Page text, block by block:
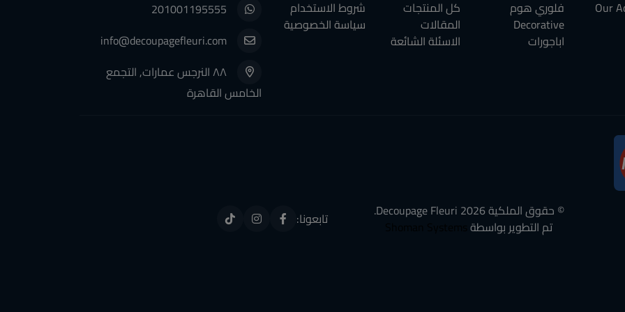
Our
فلوري هوم
Decorative
اباجورات
كل المنتجات
المقالات
الاسئلة الشائعة
شروط الاستخدام
سياسة الخصوصية
201001195555
info@decoupagefleuri.com
٨٨ النرجس عمارات, التجمع
الخامس القاهرة
© حقوق الملكية2026
تم التطوير بواسطة
تابعونا: